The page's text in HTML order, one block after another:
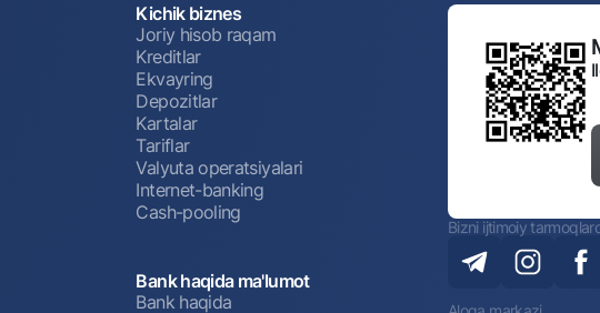
Kichik biznes
Joriy hisob raqam
Kreditlar
Ekvayring
Depozitlar
Kartalar
Tariflar
Valyuta operatsiyalari
Internet-banking
Cash-pooling
Bank haqida ma'lumot
Bank haqida
Bizni ijtimoiy